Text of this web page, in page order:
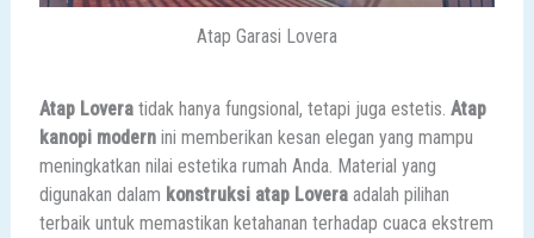
Atap Garasi Lovera
Atap Loveratidak hanya fungsional, tetapi juga estetis. Atap
kanopi modernini memberikan kesan elegan yang mampu
meningkatkan nilai estetika rumah Anda. Material yang
digunakan dalam konstruksi atap Loveraadalah pilihan
terbaik untuk memastikan ketahanan terhadap cuaca ekstrem